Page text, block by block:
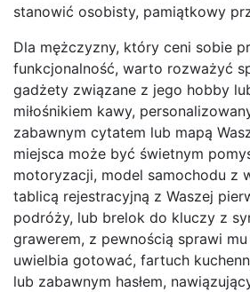
stanowić osobisty, pamiątkowy
Dla mężczyzny, który ceni sobie
funkcjonalność, warto rozważyć
gadżety związane z jego hobby
miłośnikiem kawy,
zabawnym cytatem lub mapą
miejsca może być świetnym
motoryzacji, model samochodu z
tablicą rejestracyjną z Waszej
podróży, lub brelok do kluczy z
grawerem, z pewnością sprawi
uwielbia gotować, fartuch
lub zabawnym hasłem,